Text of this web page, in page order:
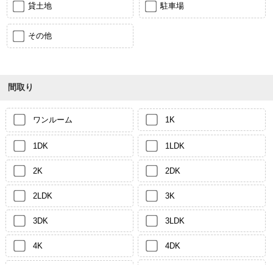
貸土地 駐車場
その他
間取り
ワンルーム 1K
1DK 1LDK
2K 2DK
2LDK 3K
3DK 3LDK
4K 4DK